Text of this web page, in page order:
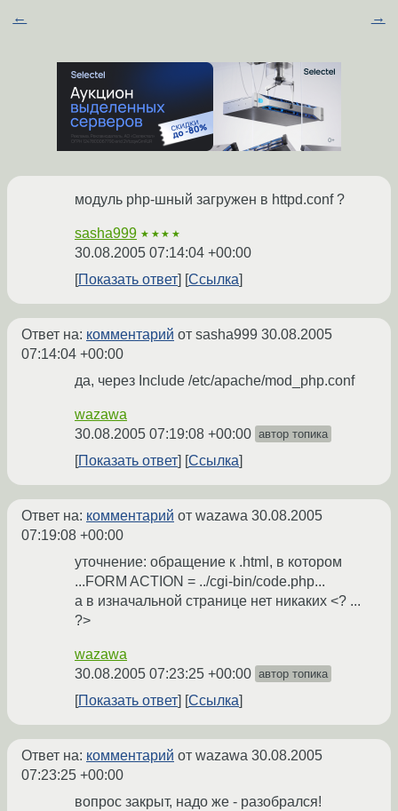
← →
модуль php-шный загружен в httpd.conf ?
sasha999 ★★★★
30.08.2005 07:14:04 +00:00
Показать ответ
Ссылка
Ответ на: комментарий от sasha999 30.08.2005
07:14:04 +00:00
да, через Include /etc/apache/mod_php.conf
wazawa
30.08.2005 07:19:08 +00:00 автор топика
Показать ответ Ссылка
Ответ на: комментарий от wazawa 30.08.2005
07:19:08 +00:00
уточнение: обращение к .html, в котором
...FORM ACTION = ../cgi-bin/code.php...
а в изначальной странице нет никаких <? ...
?>
wazawa
30.08.2005 07:23:25 +00:00 автор топика
Показать ответ Ссылка
Ответ на: комментарий от wazawa 30.08.2005
07:23:25 +00:00
вопрос закрыт, надо же - разобрался!